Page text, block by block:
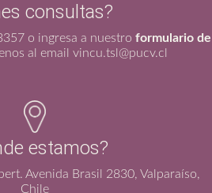
consultas?
o ingresa a nuestro formulario de
al email vincu.tsl@pucv.cl
estamos?
Avenida Brasil 2830, Valparaíso,
Chile